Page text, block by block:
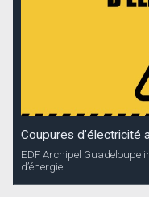
Coupures d’électricité
EDF Archipel Guadeloupe
d’énergie...